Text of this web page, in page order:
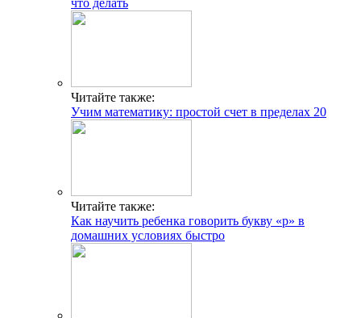
что делать
Читайте также:
Учим математику: простой счет в пределах 20
Читайте также:
Как научить ребенка говорить букву «р» в
домашних условиях быстро